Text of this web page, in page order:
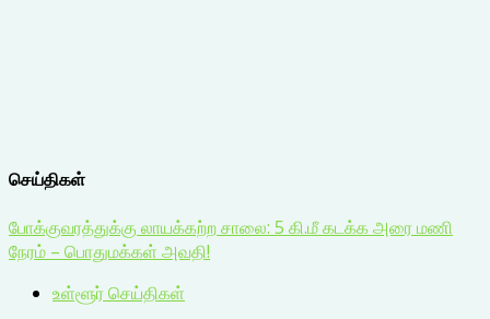
செய்திகள்
போக்குவரத்துக்கு லாயக்கற்ற சாலை: 5 கி.மீ கடக்க அரை மணி
நேரம் – பொதுமக்கள் அவதி!
உள்ளூர் செய்திகள்